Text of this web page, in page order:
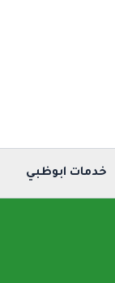
خدمات ابوظبي